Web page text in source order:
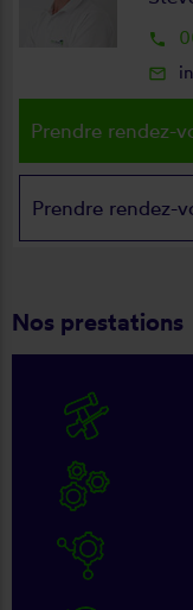
local_phone
mail_outline
Prendre rendez-
Prendre rendez-
Nos prestations